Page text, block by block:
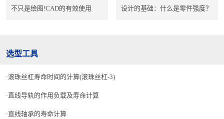
不只是绘图!CAD的有效使用 设计的基础：什么是零件强度？
选型工具
滚珠丝杠寿命时间的计算(滚珠丝杠-3)
直线导轨的作用负载及寿命计算
直线轴承的寿命计算